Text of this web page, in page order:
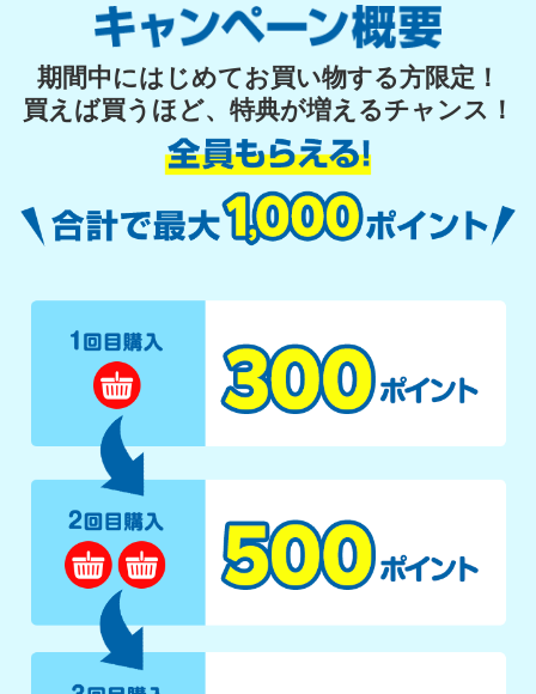
期間中にはじめてお買い物する方限定！
買えば買うほど、特典が増えるチャンス！